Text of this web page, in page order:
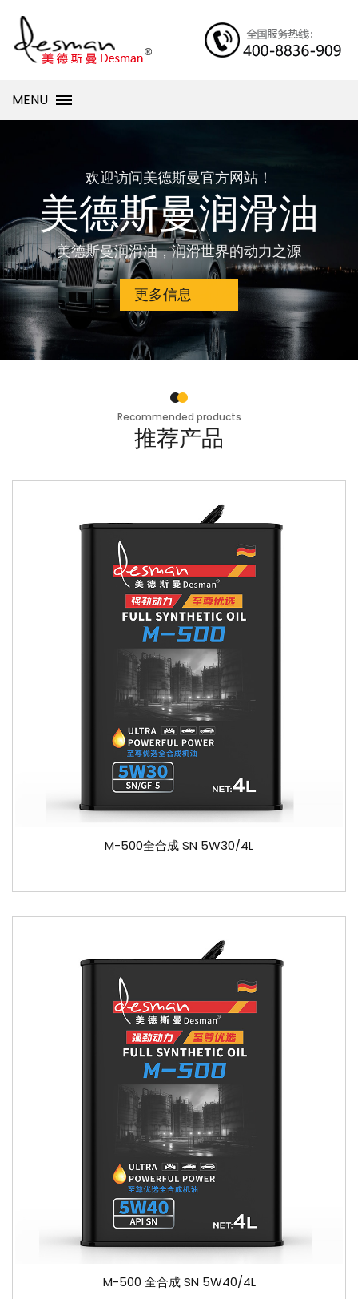
MENU
欢迎访问美德斯曼官方网站！
美德斯曼润滑油
美德斯曼润滑油，润滑世界的动力之源
更多信息
Recommended products
推荐产品
M-500全合成 SN 5W30/4L
M-500 全合成 SN 5W40/4L